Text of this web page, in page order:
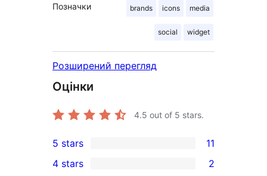
Позначки brands icons media
social widget
Розширений перегляд
Оцінки
4.5 out of 5 stars.
11
5-
5 stars 11
4 stars 2